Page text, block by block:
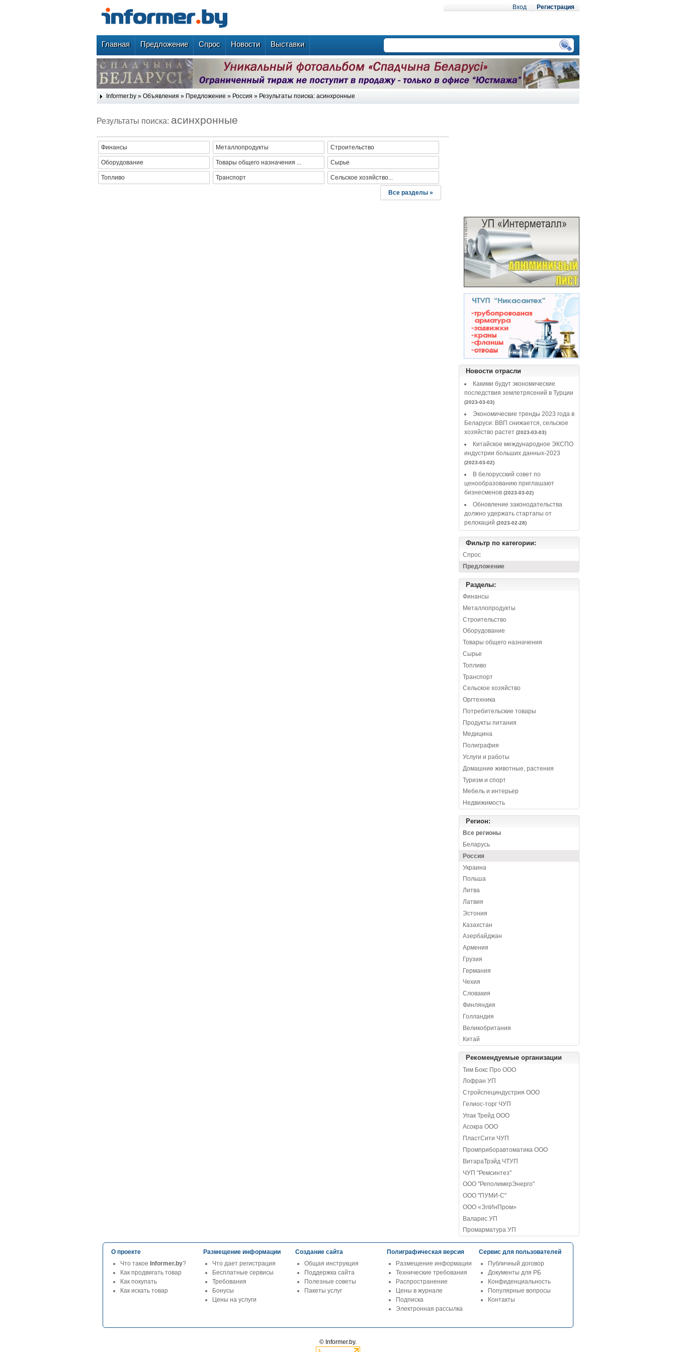
Вход Регистрация
Главная Предложение Спрос Новости Выставки
Informer.by » Объявления » Предложение » Россия » Результаты поиска: асинхронные
Результаты поиска: асинхронные
Финансы Металлопродукты Строительство
Оборудование Товары общего назначения ... Сырье
Топливо Транспорт Сельское хозяйство...
Все разделы »
Новости отрасли
Какими будут экономические
последствия землетрясений в Турции
(2023-03-03)
Экономические тренды 2023 года в
Беларуси: ВВП снижается, сельское
хозяйство растет (2023-03-03)
Китайское международное ЭКСПО
индустрии больших данных-2023
(2023-03-02)
В белорусский совет по
ценообразованию приглашают
бизнесменов (2023-03-02)
Обновление законодательства
должно удержать стартапы от
релокаций (2023-02-28)
Фильтр по категории:
Спрос
Предложение
Разделы:
Финансы
Металлопродукты
Строительство
Оборудование
Товары общего назначения
Сырье
Топливо
Транспорт
Сельское хозяйство
Оргтехника
Потребительские товары
Продукты питания
Медицина
Полиграфия
Услуги и работы
Домашние животные, растения
Туризм и спорт
Мебель и интерьер
Недвижимость
Регион:
Все регионы
Беларусь
Россия
Украина
Польша
Литва
Латвия
Эстония
Казахстан
Азербайджан
Армения
Грузия
Германия
Чехия
Словакия
Финляндия
Голландия
Великобритания
Китай
Рекомендуемые организации
Тим Бокс Про ООО
Лофран УП
Стройспециндустрия ООО
Гелиос-торг ЧУП
Упак Трейд ООО
Асокра ООО
ПластСити ЧУП
Промприборавтоматика ООО
ВитараТрэйд ЧТУП
ЧУП "Ремсинтез"
ООО "РеполимерЭнерго"
ООО "ПУМИ-С"
ООО «ЭлИнПром»
Валарис УП
Промарматура УП
О проекте
Что такое Informer.by?
Как продвигать товар
Как покупать
Как искать товар
Размещение информации
Что дает регистрация
Бесплатные сервисы
Требования
Бонусы
Цены на услуги
Создание сайта
Общая инструкция
Поддержка сайта
Полезные советы
Пакеты услуг
Полиграфическая версия
Размещение информации
Технические требования
Распространение
Цены в журнале
Подписка
Электронная рассылка
Сервис для пользователей
Публичный договор
Документы для РБ
Конфиденциальность
Популярные вопросы
Контакты
© Informer.by.